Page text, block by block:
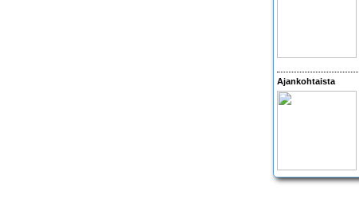
Ajankohtaista